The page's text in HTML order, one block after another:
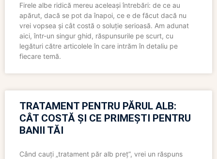
Firele albe ridică mereu aceleași întrebări: de ce au
apărut, dacă se pot da înapoi, ce e de făcut dacă nu
vrei vopsea și cât costă o soluție serioasă. Am adunat
aici, într-un singur ghid, răspunsurile pe scurt, cu
legături către articolele în care intrăm în detaliu pe
fiecare temă.
TRATAMENT PENTRU PĂRUL ALB:
CÂT COSTĂ ȘI CE PRIMEȘTI PENTRU
BANII TĂI
Când cauți „tratament păr alb preț”, vrei un răspuns